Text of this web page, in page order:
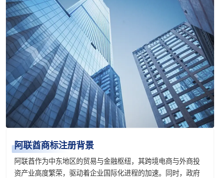
阿联酋商标注册背景
阿联酋作为中东地区的贸易与金融枢纽，其跨境电商与外商投
资产业高度繁荣，驱动着企业国际化进程的加速。同时，政府